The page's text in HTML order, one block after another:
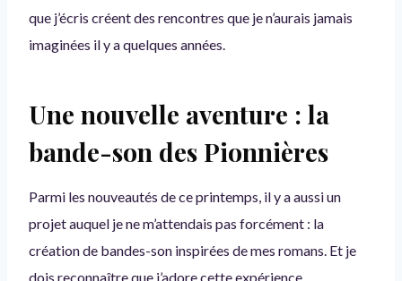
que j’écris créent des rencontres que je n’aurais jamais
imaginées il y a quelques années.
Une nouvelle aventure : la
bande-son des Pionnières
Parmi les nouveautés de ce printemps, il y a aussi un
projet auquel je ne m’attendais pas forcément : la
création de bandes-son inspirées de mes romans. Et je
dois reconnaître que j’adore cette expérience.